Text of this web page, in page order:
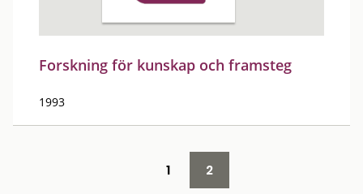
Forskning för kunskap och framsteg
1993
1 2